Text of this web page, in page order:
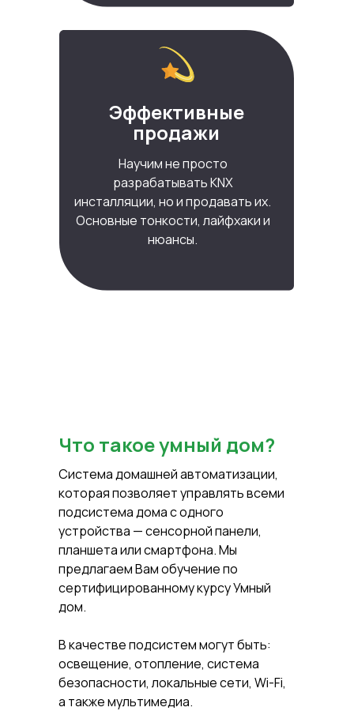
Эффективные
продажи
Научим не просто
разрабатывать KNX
инсталляции, но и продавать их.
Основные тонкости, лайфхаки и
нюансы.
Что такое умный дом?
Система домашней автоматизации,
которая позволяет управлять всеми
подсистема дома с одного
устройства — сенсорной панели,
планшета или смартфона. Мы
предлагаем Вам обучение по
сертифицированному курсу Умный
дом.
В качестве подсистем могут быть:
освещение, отопление, система
безопасности, локальные сети, Wi-Fi,
а также мультимедиа.